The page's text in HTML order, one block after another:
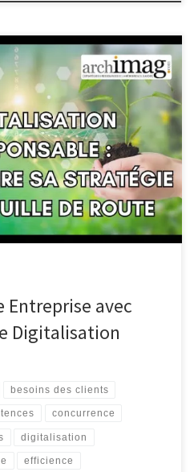
Votre Entreprise pour
est devenue un élément
cherchant à rester
plus en plus numérisé. La
à intégrer les technologies
de l’entreprise, de […]
Entreprise avec
Digitalisation
besoins des clients
concurrence
digitalisation
efficience